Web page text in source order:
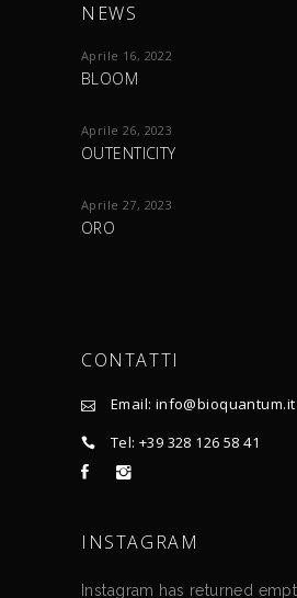
NEWS
Aprile 16, 2022
BLOOM
Aprile 26, 2023
OUTENTICITY
Aprile 27, 2023
ORO
CONTATTI
Email: info@bioquantum.it
Tel: +39 328 126 58 41
INSTAGRAM
Instagram has returned